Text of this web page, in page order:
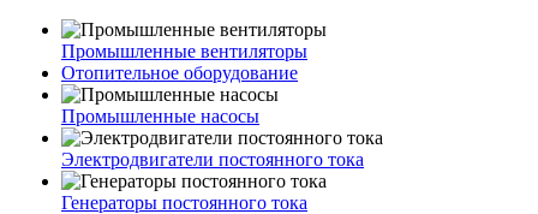
Промышленные вентиляторы
Отопительное оборудование
Промышленные насосы
Электродвигатели постоянного тока
Генераторы постоянного тока